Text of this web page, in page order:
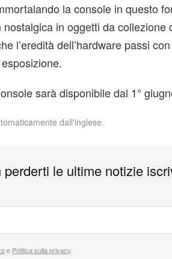
la console in questo
in oggetti da collezione
l’eredità dell’hardware passi
sarà disponibile dal 1°
dall'inglese.
le ultime notizie
e Politica sulla privacy